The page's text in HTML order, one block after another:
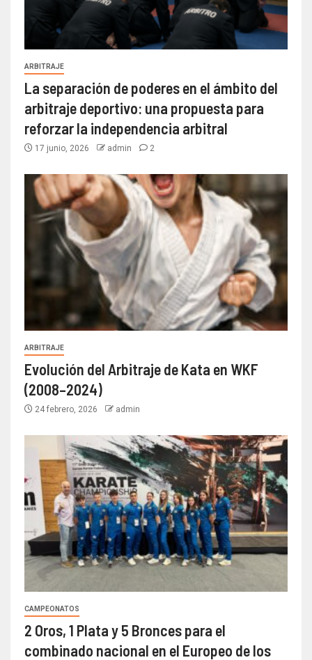
ARBITRAJE
La separación de poderes en el ámbito del
arbitraje deportivo: una propuesta para
reforzar la independencia arbitral
17 junio, 2026 admin 2
ARBITRAJE
Evolución del Arbitraje de Kata en WKF
(2008–2024)
24 febrero, 2026 admin
CAMPEONATOS
2 Oros, 1 Plata y 5 Bronces para el
combinado nacional en el Europeo de los